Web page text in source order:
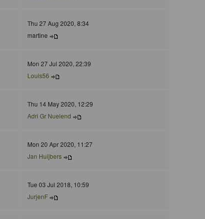
Thu 27 Aug 2020, 8:34
martine
Mon 27 Jul 2020, 22:39
Louis56
Thu 14 May 2020, 12:29
Adri Gr Nuelend
Mon 20 Apr 2020, 11:27
Jan Huijbers
Tue 03 Jul 2018, 10:59
JurjenF